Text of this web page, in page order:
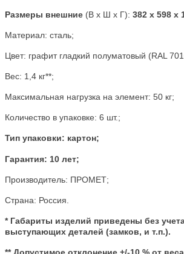
Размеры внешние (В х Ш х Г): 382 x 598 x
Материал: сталь;
Цвет: графит гладкий полуматовый (RAL
Вес: 1,4 кг**;
Максимальная нагрузка на элемент: 50 кг;
Количество в упаковке: 6 шт.;
Тип упаковки: картон;
Гарантия: 10 лет;
Производитель: ПРОМЕТ;
Страна: Россия
* Габариты изделий приведены без
выступающих деталей (замков, и т.п.).
** Допустимое отклонение +/-10 % от